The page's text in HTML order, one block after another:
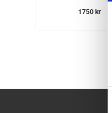
1750 kr